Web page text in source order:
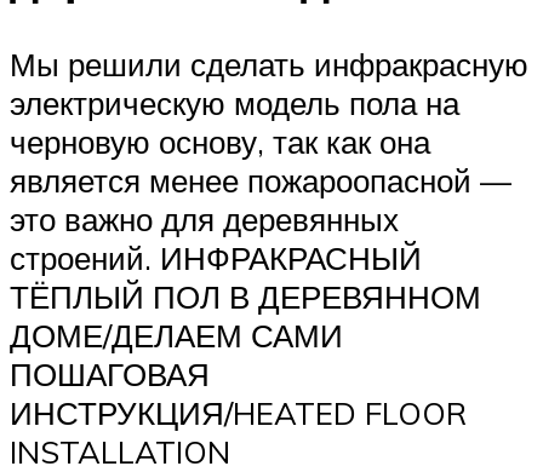
Мы решили сделать инфракрасную
электрическую модель пола на
черновую основу, так как она
является менее пожароопасной —
это важно для деревянных
строений. ИНФРАКРАСНЫЙ
ТЁПЛЫЙ ПОЛ В ДЕРЕВЯННОМ
ДОМЕ/ДЕЛАЕМ САМИ
ПОШАГОВАЯ
ИНСТРУКЦИЯ/HEATED FLOOR
INSTALLATION